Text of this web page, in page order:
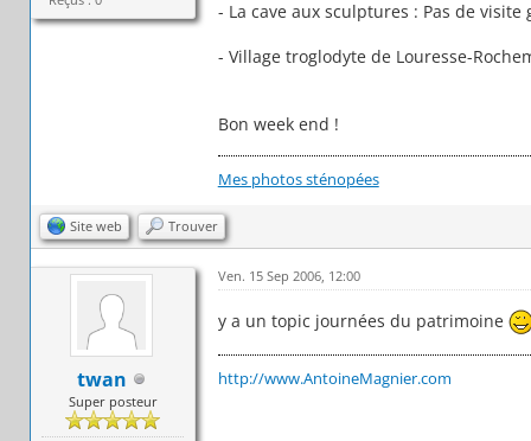
- La cave aux sculptures : Pas de
- Village troglodyte de Louresse-
Bon week end !
Mes photos sténopées
Site web Trouver
twan
Super posteur
Ven. 15 Sep 2006, 12:00
y a un topic journées du patrimoine
http://www.AntoineMagnier.com